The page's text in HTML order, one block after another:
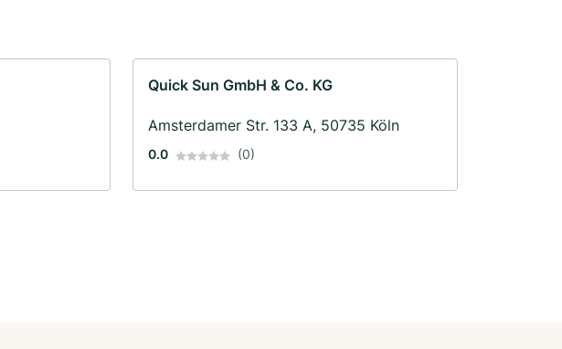
Quick Sun GmbH & Co. KG
Amsterdamer Str. 133 A, 50735 Köln
0.0 (0)